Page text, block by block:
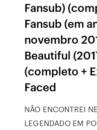
Fansub)
Fansub (em
novembro
Beautiful
(completo +
Faced
NÃO ENCONTREI
LEGENDADO EM